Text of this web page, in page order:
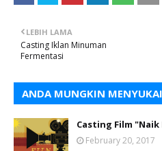
LEBIH LAMA
Casting Iklan Minuman
Fermentasi
ANDA MUNGKIN
Casting Film
February 20, 2017